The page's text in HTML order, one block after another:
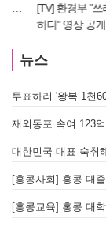
[TV] 환경부 "쓰레기
하다" 영상 공개.. 허
뉴스
투표하러 '왕복 1천
재외동포 속여 123
[홍콩교육] 홍콩 대